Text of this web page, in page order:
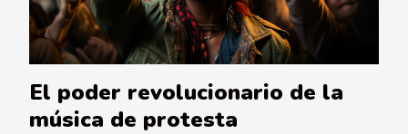
El poder revolucionario de la
música de protesta